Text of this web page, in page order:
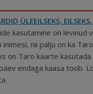
ÜLEEILSEKS,
kasutamine on levinud
inimesi, nii palju on ka
on Taro kaarte
endaga kaasa toob.